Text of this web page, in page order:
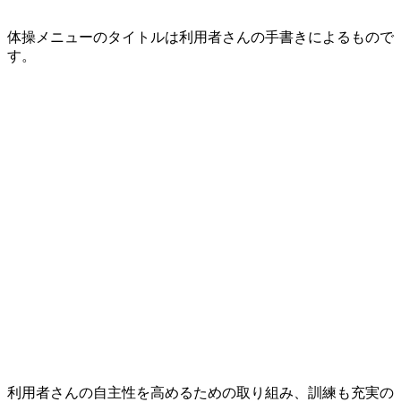
体操メニューのタイトルは利用者さんの手書きによるもので
す。
利用者さんの自主性を高めるための取り組み、訓練も充実の